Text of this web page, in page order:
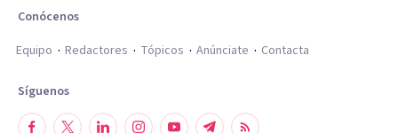
Conócenos
Equipo
Redactores Tópicos Anúnciate Contacta
Síguenos